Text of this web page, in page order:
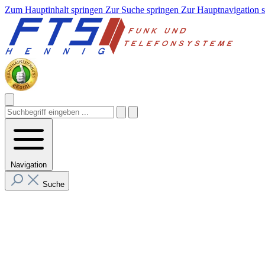
Zum Hauptinhalt springen Zur Suche springen Zur Hauptnavigation
Navigation
Suche